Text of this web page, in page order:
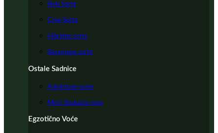
Bele Sorte
Crne Sorte
Hibridne sorte
Besemene sorte
Ostale Sadnice
Autohtone sorte
Mini i Stubasto voće
Egzotično Voće